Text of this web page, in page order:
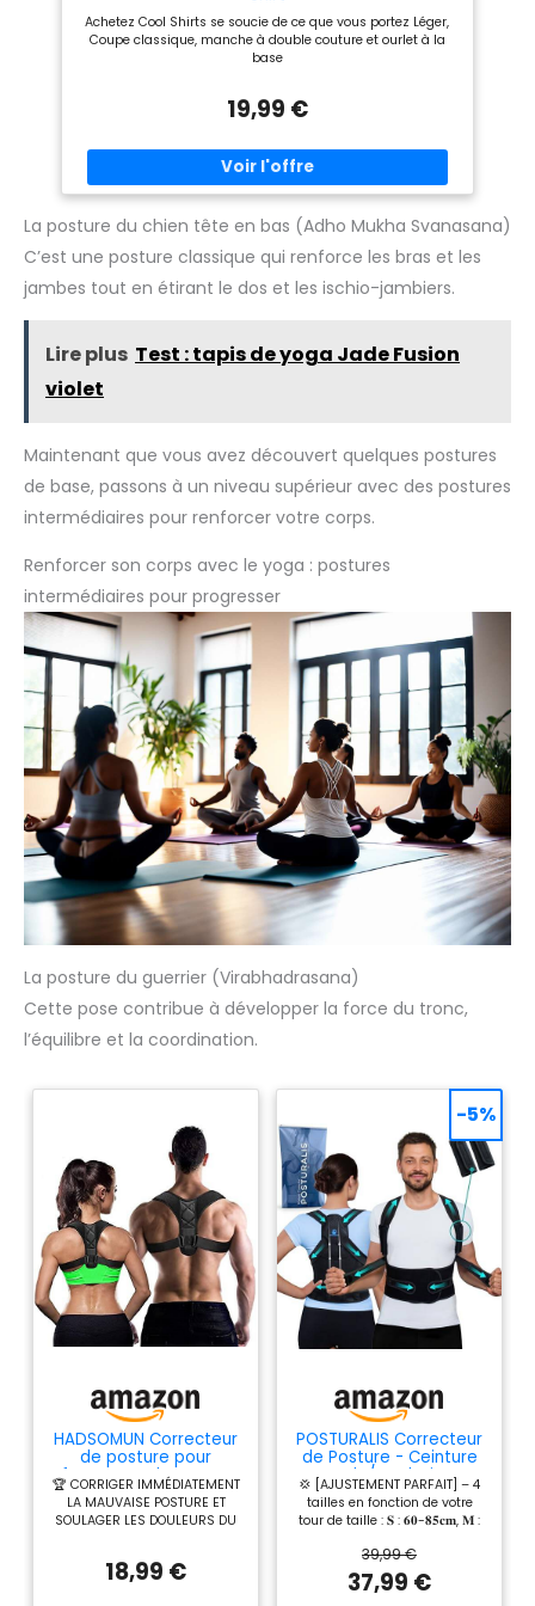
en remplacement du guidon
de vélo convient à différents
Achetez Cool Shirts se soucie de ce que vous portez Léger,
Coupe classique, manche à double couture et ourlet à la
base
19,99 €
La posture du chien tête en bas (Adho Mukha Svanasana)
C’est une posture classique qui renforce les bras et les
jambes tout en étirant le dos et les ischio-jambiers.
Lire plus Test : tapis de yoga Jade Fusion
violet
Maintenant que vous avez découvert quelques postures
de base, passons à un niveau supérieur avec des postures
intermédiaires pour renforcer votre corps.
Renforcer son corps avec le yoga : postures
intermédiaires pour progresser
La posture du guerrier (Virabhadrasana)
Cette pose contribue à développer la force du tronc,
l’équilibre et la coordination.
HADSOMUN Correcteur
de posture pour
femmes et hommes,
soutien dorsal
supérieur réglable pour
dos de posture -
soulagement de la
douleur du cou
🏆 CORRIGER IMMÉDIATEMENT
LA MAUVAISE POSTURE ET
SOULAGER LES DOULEURS DU
à prévenir les mauvaises
18,99 €
POSTURALIS Correcteur
de Posture - Ceinture
Dorsale/Lombaire et
Redresseur de Dos
pour Soulager les
Douleurs au Dos et aux
Épaules - Orthèse
Réglable
Homme/Femme avec 2
Supports d'Épaules, (M)
💢 [AJUSTEMENT PARFAIT] – 4
tailles en fonction de votre
tour de taille : 𝐒 : 𝟔𝟎-𝟖𝟓𝐜𝐦, 𝐌 :
𝟏𝟎𝟕-𝟏𝟐𝟓𝐜𝐦. Les sangles
réglables garantissent un
ajustement confortable pour
39,99 €
37,99 €
-5%